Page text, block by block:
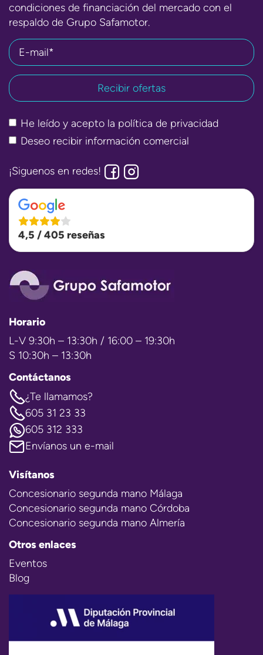
condiciones de financiación del mercado con el
respaldo de Grupo Safamotor.
E-mail*
He leído y acepto la política de privacidad
Deseo recibir información comercial
¡Siguenos en redes!
4,5 / 405 reseñas
Horario
L-V 9:30h – 13:30h / 16:00 – 19:30h
S 10:30h – 13:30h
Contáctanos
¿Te llamamos?
605 31 23 33
605 312 333
Envíanos un e-mail
Visítanos
Concesionario segunda mano Málaga
Concesionario segunda mano Córdoba
Concesionario segunda mano Almería
Otros enlaces
Eventos
Blog